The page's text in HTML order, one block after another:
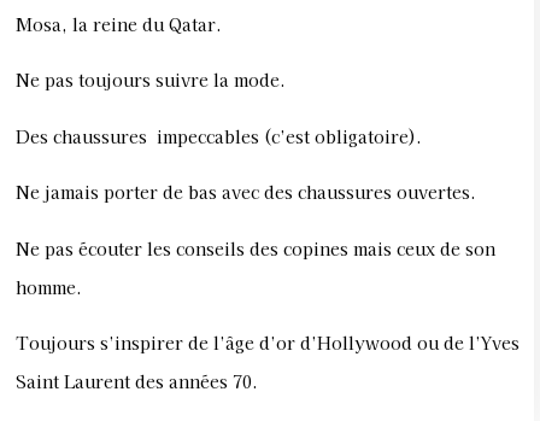
Mosa, la reine du Qatar.
Ne pas toujours suivre la mode.
Des chaussures impeccables (c’est obligatoire).
Ne jamais porter de bas avec des chaussures ouvertes.
Ne pas écouter les conseils des copines mais ceux de son
homme.
Toujours s’inspirer de l’âge d’or d’Hollywood ou de l’Yves
Saint Laurent des années 70.